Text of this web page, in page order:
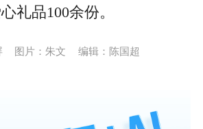
礼品100余份。
图片：朱文
编辑：陈国超